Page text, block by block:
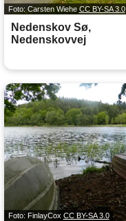
Foto: Carsten Wiehe CC BY-SA 3.0
Nedenskov Sø,
Nedenskovvej
Foto: FinlayCox CC BY-SA 3.0